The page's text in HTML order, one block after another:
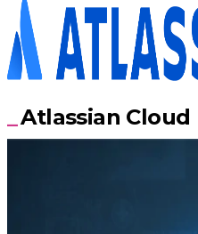
Atlassian Cloud